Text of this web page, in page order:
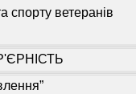
спорту ветеранів